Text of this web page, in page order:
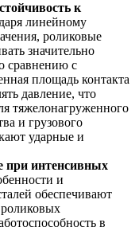
к
линейному
роликовые
значительно
сравнению с
площадь контакта
давление, что
тяжелонагруженного
и грузового
ударные и
при интенсивных
и
обеспечивают
в